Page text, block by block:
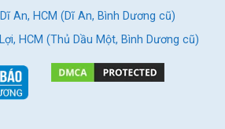
An, HCM (Dĩ An, Bình Dương cũ)
HCM (Thủ Dầu Một, Bình Dương cũ)